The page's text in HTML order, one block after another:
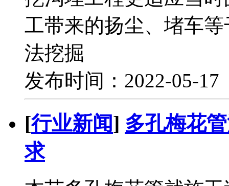
工带来的扬尘、堵车
法挖掘
发布时间：2022-05-
[行业新闻] 多孔梅花
求